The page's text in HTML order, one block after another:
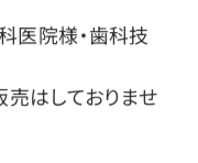
医院様・歯科技
はしておりませ